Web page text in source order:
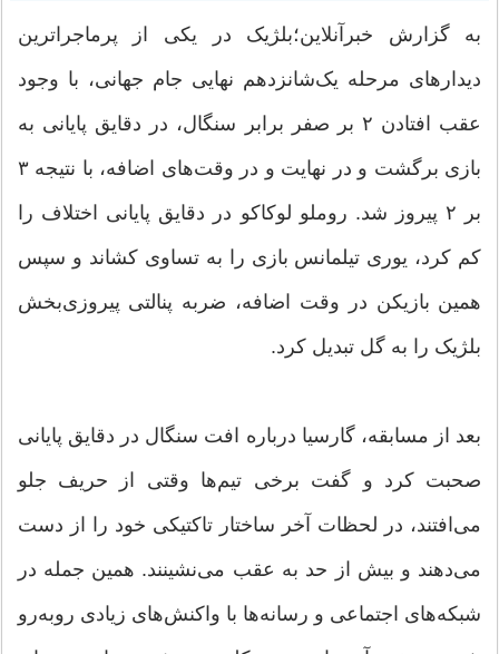
به گزارش خبرآنلاین؛بلژیک در یکی از پرماجراترین
دیدارهای مرحله یک‌شانزدهم نهایی جام جهانی، با وجود
عقب افتادن ۲ بر صفر برابر سنگال، در دقایق پایانی به
بازی برگشت و در نهایت و در وقت‌های اضافه، با نتیجه ۳
بر ۲ پیروز شد. روملو لوکاکو در دقایق پایانی اختلاف را
کم کرد، یوری تیلمانس بازی را به تساوی کشاند و سپس
همین بازیکن در وقت اضافه، ضربه پنالتی پیروزی‌بخش
بلژیک را به گل تبدیل کرد.
بعد از مسابقه، گارسیا درباره افت سنگال در دقایق پایانی
صحبت کرد و گفت برخی تیم‌ها وقتی از حریف جلو
می‌افتند، در لحظات آخر ساختار تاکتیکی خود را از دست
می‌دهند و بیش از حد به عقب می‌نشینند. همین جمله در
شبکه‌های اجتماعی و رسانه‌ها با واکنش‌های زیادی روبه‌رو